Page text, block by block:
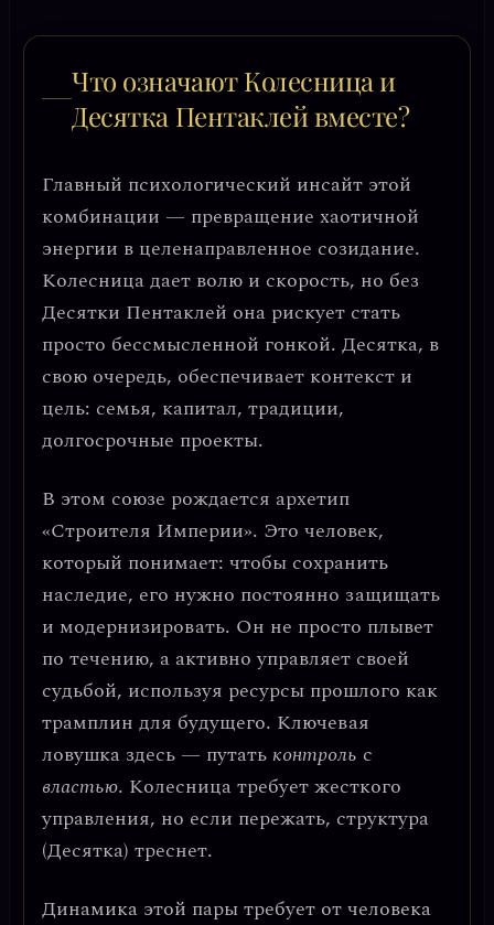
Что означают Колесница и
Десятка Пентаклей вместе?
Главный психологический инсайт этой
комбинации — превращение хаотичной
энергии в целенаправленное созидание.
Колесница дает волю и скорость, но без
Десятки Пентаклей она рискует стать
просто бессмысленной гонкой. Десятка, в
свою очередь, обеспечивает контекст и
цель: семья, капитал, традиции,
долгосрочные проекты.
В этом союзе рождается архетип
«Строителя Империи». Это человек,
который понимает: чтобы сохранить
наследие, его нужно постоянно защищать
и модернизировать. Он не просто плывет
по течению, а активно управляет своей
судьбой, используя ресурсы прошлого как
трамплин для будущего. Ключевая
ловушка здесь — путать контроль с
властью. Колесница требует жесткого
управления, но если пережать, структура
(Десятка) треснет.
Динамика этой пары требует от человека